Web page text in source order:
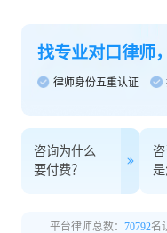
找专业对口律师
律师身份五重认证
咨询为什么
要付费？
是
平台律师总数： 70792名